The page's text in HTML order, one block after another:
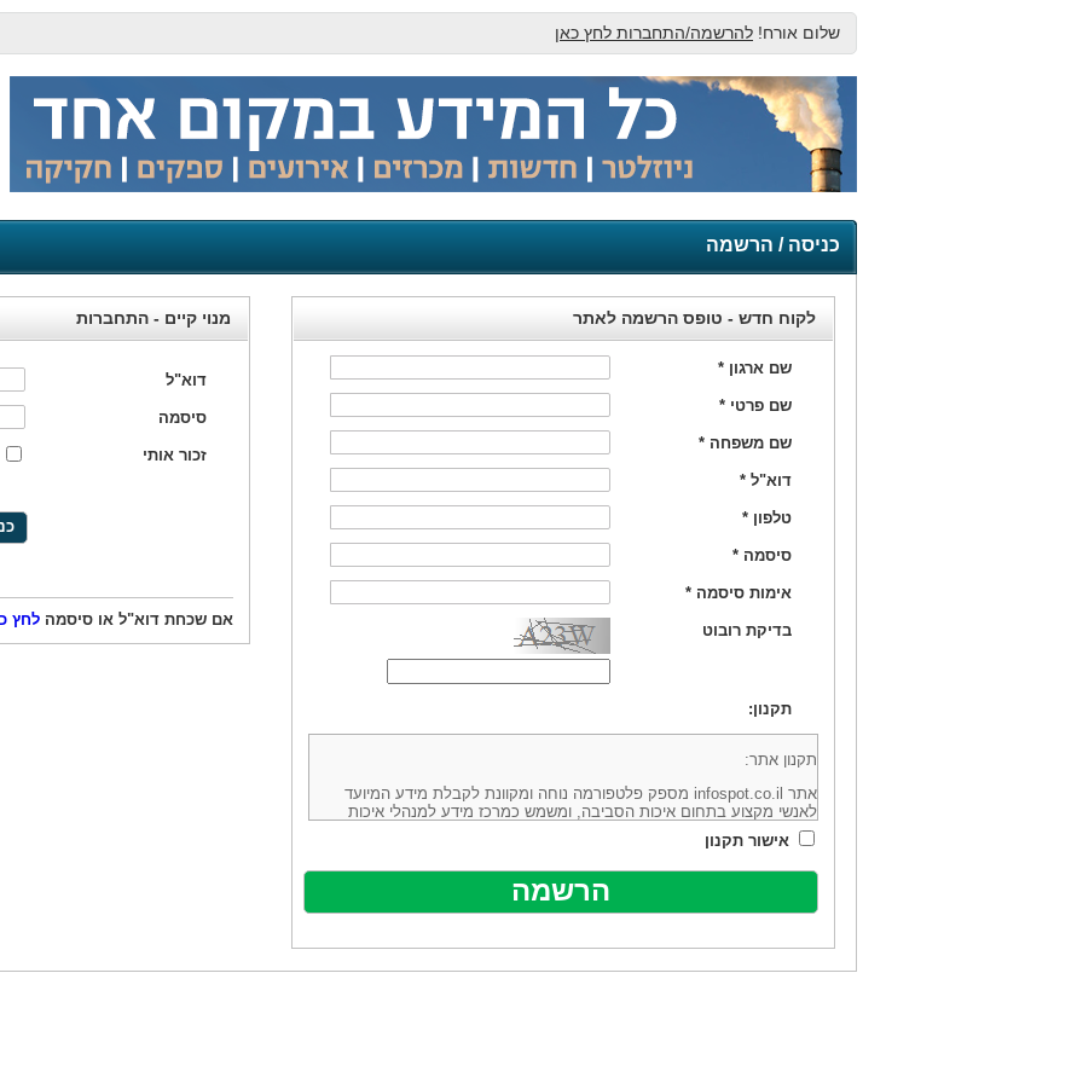
שלום אורח! להרשמה/התחברות לחץ כאן
כניסה / הרשמה
מנוי קיים - התחברות
דוא"ל
סיסמה
זכור אותי
אם שכחת דוא"ל או סיסמה לחץ
לקוח חדש - טופס הרשמה לאתר
שם ארגון *
שם פרטי *
שם משפחה *
דוא"ל *
טלפון *
סיסמה *
אימות סיסמה *
בדיקת רובוט
תקנון:
תקנון אתר:
אתר infospot.co.il מספק פלטפורמה נוחה ומקוונת לקבלת מידע המיועד
לאנשי מקצוע בתחום איכות הסביבה, ומשמש כמרכז מידע למנהלי איכות
סביבה (להלן: "המידע"). האתר בבעלותה ובניהולה של חברת יזמות וידע
מיקוד 6113102 ובדוא"ל: office@infospot.co.il (להלן: "האתר").
האתר אינו מספק את השירותים המפורסמים באתר ע"י ספקים שונים, איננו
מוכר את השירות המוצע באתר ע"י ספקים שונים, איננו מעורב במתן השירות
אלקטרונית של פרסום עבור נותני שירותים אלו. במילים אחרות, האחריות על
ביצוע העסקה בין הגולשים לבין המפרסמים נותני השירות ואיכותה מוטלת על
אישור תקנון